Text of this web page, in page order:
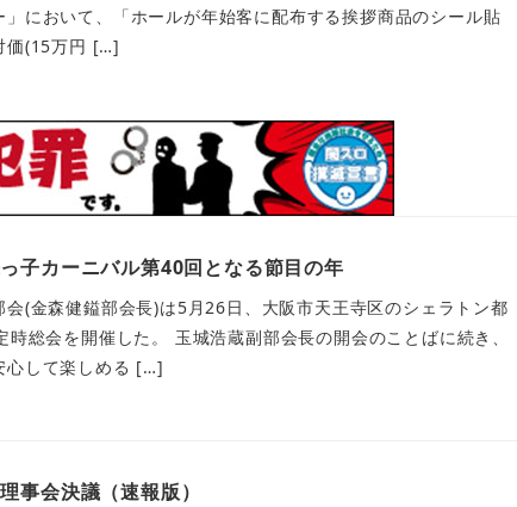
において、「ホールが年始客に配布する挨拶商品のシール貼
価(15万円 […]
子カーニバル第40回となる節目の年
(金森健鎰部会長)は5月26日、大阪市天王寺区のシェラトン都
総会を開催した。 玉城浩蔵副部会長の開会のことばに続き、
心して楽しめる […]
会決議（速報版）